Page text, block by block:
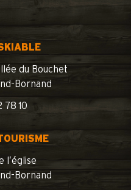
du Bouchet
Bornand
78 10
l’église
Bornand